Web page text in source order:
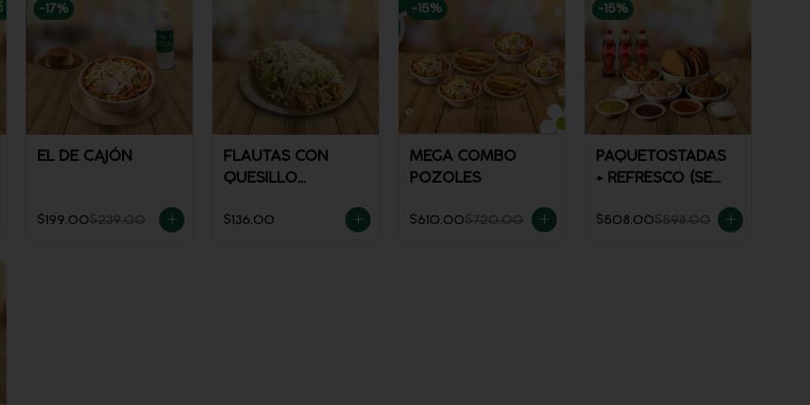
-17%
EL DE CAJÓN
$199.00$239.00
FLAUTAS CON
QUESILLO
PORCIÓN DE
$136.00
-15%
MEGA COMBO
POZOLES
$610.00$720.00
-15%
PAQUETOSTADAS
+ REFRESCO (SE
$508.00$598.00